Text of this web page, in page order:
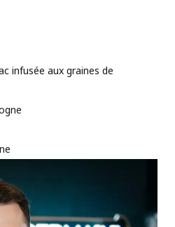
infusée aux graines de